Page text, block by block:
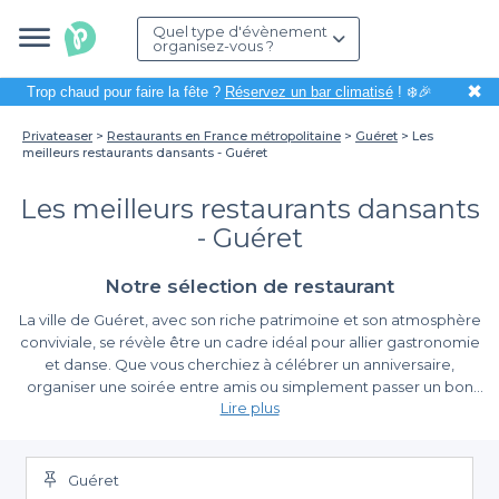
Quel type d'évènement
organisez-vous ?
Trop chaud pour faire la fête ? Réservez un bar climatisé! ❄️🎉 ✖
Privateaser Restaurants en France métropolitaine Guéret
Les
meilleurs restaurants dansants - Guéret
Les meilleurs restaurants dansants
- Guéret
Notre sélection de restaurant
La ville de Guéret, avec son riche patrimoine et son atmosphère
conviviale, se révèle être un cadre idéal pour allier gastronomie
et danse. Que vous cherchiez à célébrer un anniversaire,
organiser une soirée entre amis ou simplement passer un bon
moment, les restaurants dansants de Guéret sont là pour vous
rythmes entraînants.
Découvrez la magie de l'alliance repas et convivialité
Au cœur de Guéret, les restaurants dansants proposent une
Lire plus
Guéret